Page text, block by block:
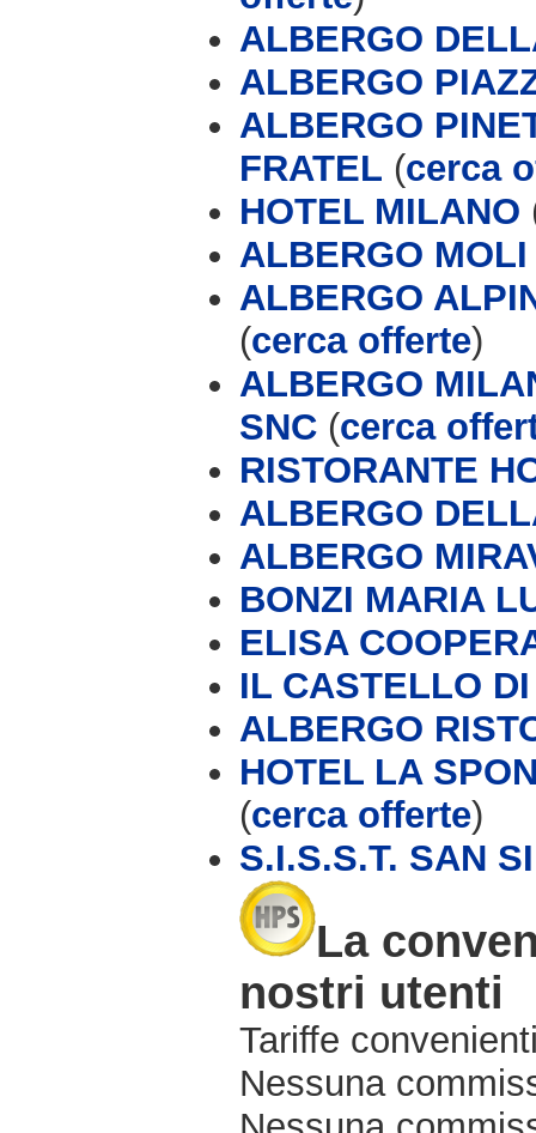
ALBERGO
ALBERGO
ALBERGO
FRATEL (cerca
HOTEL MILANO
ALBERGO
ALBERGO
(cerca offerte)
ALBERGO
SNC (cerca
RISTORANTE
ALBERGO
ALBERGO
BONZI MARIA
ELISA
IL CASTELLO
ALBERGO
HOTEL LA
(cerca offerte)
S.I.S.S.T. SAN
La
nostri utenti
Tariffe
Nessuna